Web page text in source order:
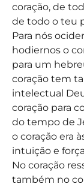
coração, de
de todo o teu
Para nós
hodiernos o
para um
coração tem
intelectual
coração para
do tempo de
o coração era
intuição e
No coração
também no